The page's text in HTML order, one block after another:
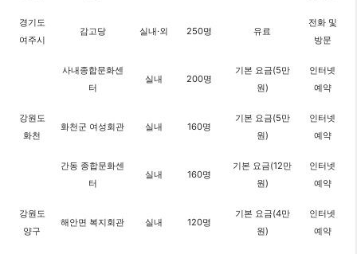
경기도
여주시
감고당 실내·외 250명 유료
전화 및
방문
강원도
화천
사내종합문화센
터
실내 200명
기본 요금(5만
원)
인터넷
예약
화천군 여성회관 실내 160명
기본 요금(5만
원)
인터넷
예약
간동 종합문화센
터
실내 160명
기본 요금(12만
원)
인터넷
예약
강원도
양구
해안면 복지회관 실내 120명
기본 요금(4만
원)
인터넷
예약